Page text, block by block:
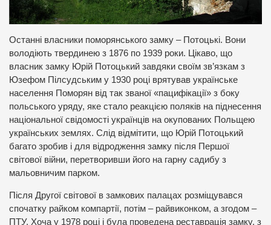
Останні власники поморянського замку – Потоцькі. Вони
володіють твердинею з 1876 по 1939 роки. Цікаво, що
власник замку Юрій Потоцький завдяки своїм зв’язкам з
Юзефом Пілсудським у 1930 році врятував українське
населення Поморян від так званої «пацифікації» з боку
польського уряду, яке стало реакцією поляків на піднесення
національної свідомості українців на окупованих Польщею
українських землях. Слід відмітити, що Юрій Потоцький
багато зробив і для відродження замку після Першої
світової війни, перетворивши його на гарну садибу з
мальовничим парком.
Після Другої світової в замкових палацах розміщувався
спочатку райком компартії, потім – райвиконком, а згодом –
ПТУ. Хоча у 1978 році і була проведена реставрація замку, з